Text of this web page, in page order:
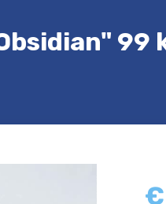
99
€